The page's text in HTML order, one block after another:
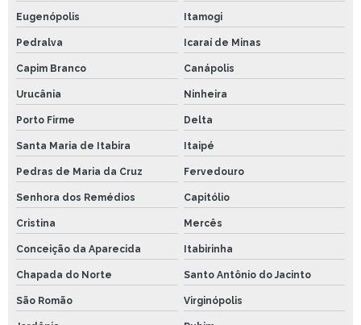
Eugenópolis Itamogi
Pedralva Icaraí de Minas
Capim Branco Canápolis
Urucânia Ninheira
Porto Firme Delta
Santa Maria de Itabira Itaipé
Pedras de Maria da Cruz Fervedouro
Senhora dos Remédios Capitólio
Cristina Mercês
Conceição da Aparecida Itabirinha
Chapada do Norte Santo Antônio do Jacinto
São Romão Virginópolis